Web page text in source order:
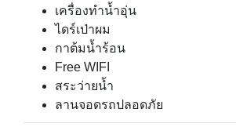
เครื่องทำน้ำอุ่น
ไดร์เป่าผม
กาต้มน้ำร้อน
Free WIFI
สระว่ายน้ำ
ลานจอดรถปลอดภัย